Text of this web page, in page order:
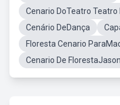
Cenario DoTeatro Teatro
Cenário DeDança
Floresta Cenario
Cenario De FlorestaJason